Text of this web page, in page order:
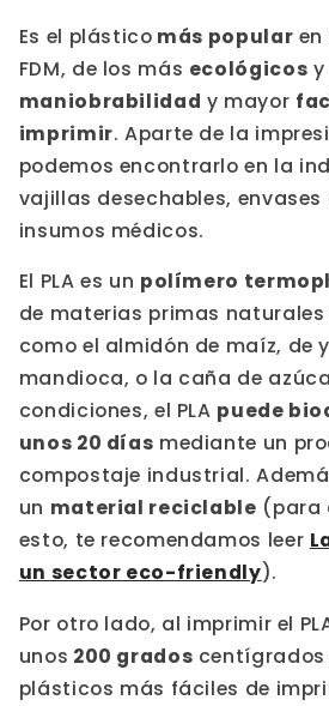
Es el plástico más popular en
FDM, de los más ecológicos
maniobrabilidad y mayor
imprimir. Aparte de la
podemos encontrarlo en la
vajillas desechables,
insumos médicos.
El PLA es un polímero
de materias primas naturales
como el almidón de maíz, de
mandioca, o la caña de
condiciones, el PLA puede
unos 20 días mediante un
compostaje industrial.
un material reciclable (para
esto, te recomendamos leer
un sector eco-friendly).
Por otro lado, al imprimir el
unos 200 grados centígrados
plásticos más fáciles de